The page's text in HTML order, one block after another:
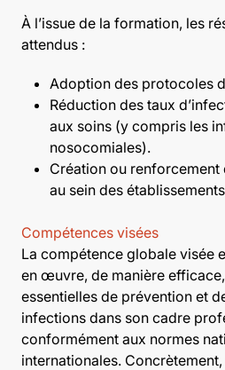
À l’issue de la formation, les
attendus :
Adoption des protocoles
Réduction des taux
aux soins (y compris les
nosocomiales).
Création ou renforcement
au sein des
Compétences visées
La compétence globale visée
en œuvre, de manière
essentielles de prévention et
infections dans son cadre
conformément aux normes
internationales. Concrètement,